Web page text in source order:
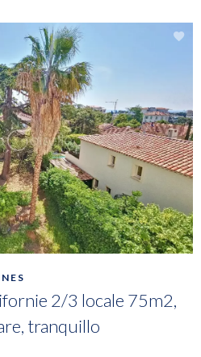
2/3 locale 75m2,
tranquillo